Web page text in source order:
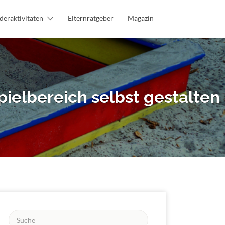
Elternratgeber Magazin
selbst gestalten
Suchen